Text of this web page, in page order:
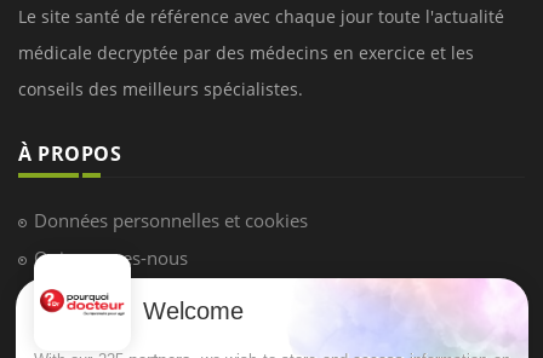
Le site santé de référence avec chaque jour toute l'actualité
médicale decryptée par des médecins en exercice et les
conseils des meilleurs spécialistes.
À PROPOS
Données personnelles et cookies
Qui sommes-nous
Conditions d'utilisation
Welcome